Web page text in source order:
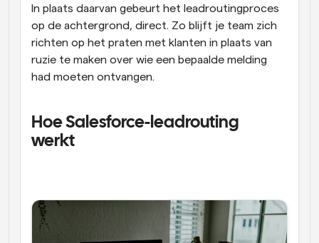
In plaats daarvan gebeurt het leadroutingproces
op de achtergrond, direct. Zo blijft je team zich
richten op het praten met klanten in plaats van
ruzie te maken over wie een bepaalde melding
had moeten ontvangen.
Hoe Salesforce-leadrouting
werkt